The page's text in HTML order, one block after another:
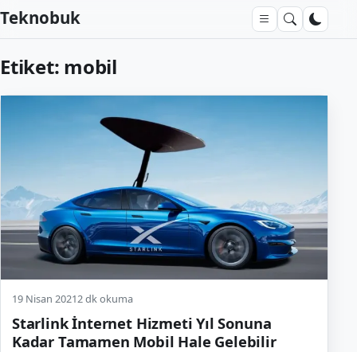
Teknobuk
Etiket: mobil
19 Nisan 20212 dk okuma
Starlink İnternet Hizmeti Yıl Sonuna
Kadar Tamamen Mobil Hale Gelebilir